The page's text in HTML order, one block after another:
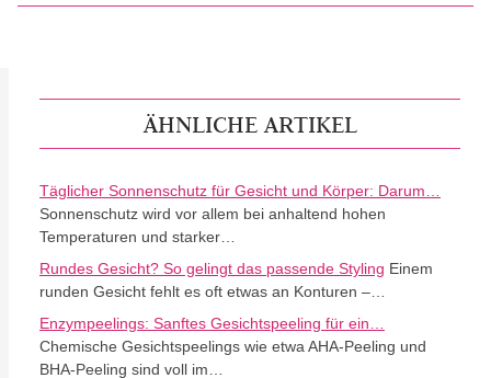
ÄHNLICHE ARTIKEL
Täglicher Sonnenschutz für Gesicht und Körper: Darum…
Sonnenschutz wird vor allem bei anhaltend hohen
Temperaturen und starker…
Rundes Gesicht? So gelingt das passende Styling Einem
runden Gesicht fehlt es oft etwas an Konturen –…
Enzympeelings: Sanftes Gesichtspeeling für ein…
Chemische Gesichtspeelings wie etwa AHA-Peeling und
BHA-Peeling sind voll im…